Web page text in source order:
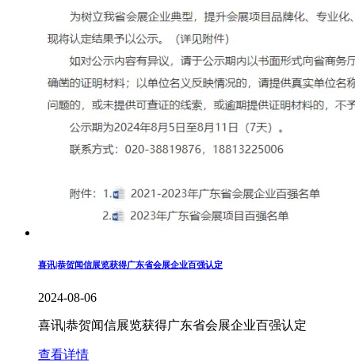
喜讯|恭贺闻信展览获得广东省会展企业百强认定
2024-08-06
喜讯|恭贺闻信展览获得广东省会展企业百强认定
查看详情